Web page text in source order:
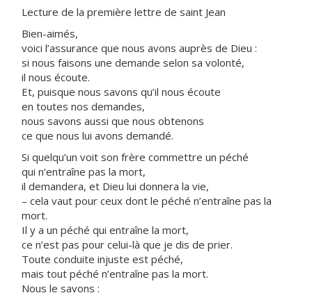
Lecture de la première lettre de saint Jean
Bien-aimés,
voici l’assurance que nous avons auprès de Dieu :
si nous faisons une demande selon sa volonté,
il nous écoute.
Et, puisque nous savons qu’il nous écoute
en toutes nos demandes,
nous savons aussi que nous obtenons
ce que nous lui avons demandé.
Si quelqu’un voit son frère commettre un péché
qui n’entraîne pas la mort,
il demandera, et Dieu lui donnera la vie,
– cela vaut pour ceux dont le péché n’entraîne pas la
mort.
Il y a un péché qui entraîne la mort,
ce n’est pas pour celui-là que je dis de prier.
Toute conduite injuste est péché,
mais tout péché n’entraîne pas la mort.
Nous le savons :